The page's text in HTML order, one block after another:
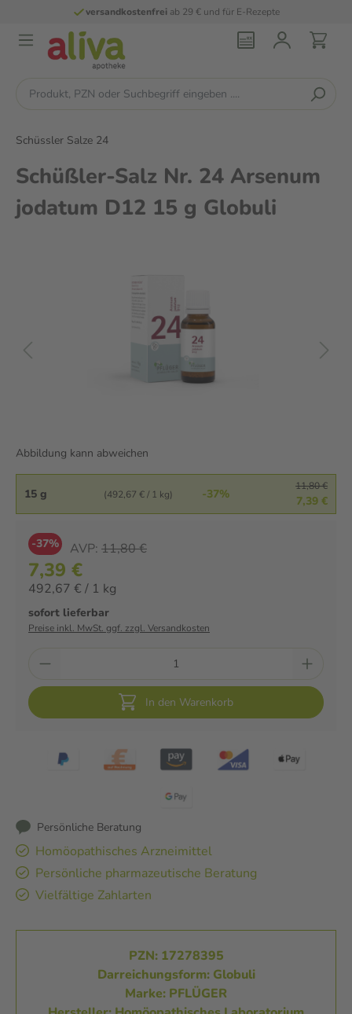
versandkostenfreiab 29 € und für E-Rezepte
Schüssler Salze 24
Schüßler-Salz Nr. 24 Arsenum
jodatum D12 15 g Globuli
Abbildung kann abweichen
15 g (492,67 € / 1 kg) -37%
11,80 €
7,39 €
-37% AVP: 11,80 €
7,39 €
492,67 € / 1 kg
sofort lieferbar
Preise inkl. MwSt. ggf. zzgl. Versandkosten
In den Warenkorb
Persönliche Beratung
Homöopathisches Arzneimittel
Persönliche pharmazeutische Beratung
Vielfältige Zahlarten
PZN: 17278395
Darreichungsform: Globuli
Marke: PFLÜGER